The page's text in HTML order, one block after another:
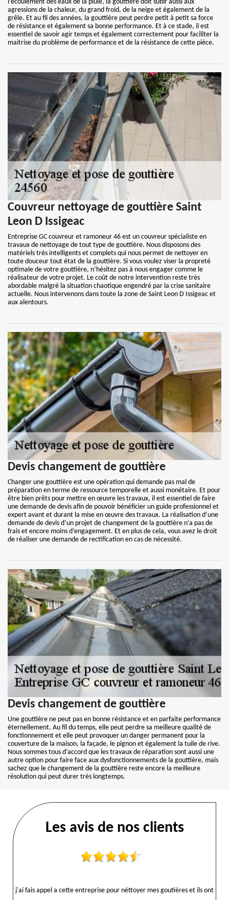
l’écoulement des eaux de la pluie, la gouttière doit subir aussi aux
agressions de la chaleur, du grand froid, de la neige et également de la
grêle. Et au fil des années, la gouttière peut perdre petit à petit sa force
de résistance et également sa bonne performance. Et à ce stade, il est
essentiel de savoir agir temps et également correctement pour faciliter la
maitrise du problème de performance et de la résistance de cette pièce.
Couvreur nettoyage de gouttière Saint
Leon D Issigeac
Entreprise GC couvreur et ramoneur 46 est un couvreur spécialiste en
travaux de nettoyage de tout type de gouttière. Nous disposons des
matériels très intelligents et complets qui nous permet de nettoyer en
toute douceur tout état de la gouttière. Si vous voulez viser la propreté
optimale de votre gouttière, n’hésitez pas à nous engager comme le
réalisateur de votre projet. Le coût de notre intervention reste très
abordable malgré la situation chaotique engendré par la crise sanitaire
actuelle. Nous intervenons dans toute la zone de Saint Leon D Issigeac et
aux alentours.
Devis changement de gouttière
Changer une gouttière est une opération qui demande pas mal de
préparation en terme de ressource temporelle et aussi monétaire. Et pour
être bien prêts pour mettre en œuvre les travaux, il est essentiel de faire
une demande de devis afin de pouvoir bénéficier un guide professionnel et
expert avant et durant la mise en œuvre des travaux. La réalisation d’une
demande de devis d’un projet de changement de la gouttière n’a pas de
frais et encore moins d’engagement. Et en plus de cela, vous avez le droit
de réaliser une demande de rectification en cas de nécessité.
Devis changement de gouttière
Une gouttière ne peut pas en bonne résistance et en parfaite performance
éternellement. Au fil du temps, elle peut perdre sa meilleure qualité de
fonctionnement et elle peut provoquer un danger permanent pour la
couverture de la maison, la façade, le pignon et également la tuile de rive.
Nous sommes tous d’accord que les travaux de réparation sont aussi une
autre option pour faire face aux dysfonctionnements de la gouttière, mais
sachez que le changement de la gouttière reste encore la meilleure
résolution qui peut durer très longtemps.
Les avis de nos clients
j'ai fais appel a cette entreprise pour néttoyer mes goutières et ils ont